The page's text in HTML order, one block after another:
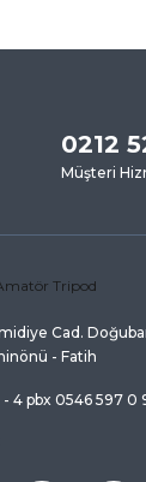
teşekkür ederiz.
bozuk veya
eksik bilgiler
daha pahalı.
alternatifler olmalı.
0212
Müşteri
Cad.
- Fatih
- 4 pbx 0546 597 0